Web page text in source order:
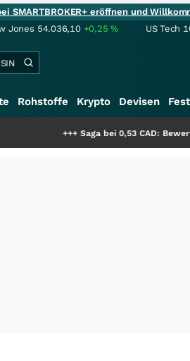
SMARTBROKER+ eröffnen und
Jones 54.036,10 +0,25% US Tech
Rohstoffe Krypto Devisen
Saga bei 0,53 CAD: Bewertet der Markt